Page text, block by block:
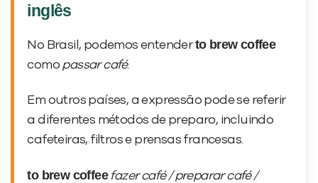
inglês
No Brasil, podemos entenderto brew coffee
como passar café.
Em outros países, a expressão pode se referir
a diferentes métodos de preparo, incluindo
cafeteiras, filtros e prensas francesas.
to brew coffee fazer café / preparar café /